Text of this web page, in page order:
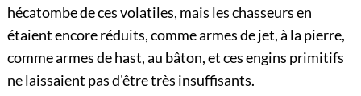
hécatombe de ces volatiles, mais les chasseurs en
étaient encore réduits, comme armes de jet, à la pierre,
comme armes de hast, au bâton, et ces engins primitifs
ne laissaient pas d'être très insuffisants.